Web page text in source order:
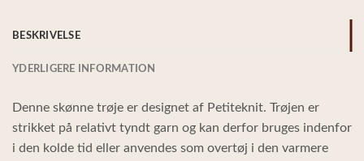
BESKRIVELSE
YDERLIGERE INFORMATION
Denne skønne trøje er designet af Petiteknit. Trøjen er
strikket på relativt tyndt garn og kan derfor bruges indenfor
i den kolde tid eller anvendes som overtøj i den varmere